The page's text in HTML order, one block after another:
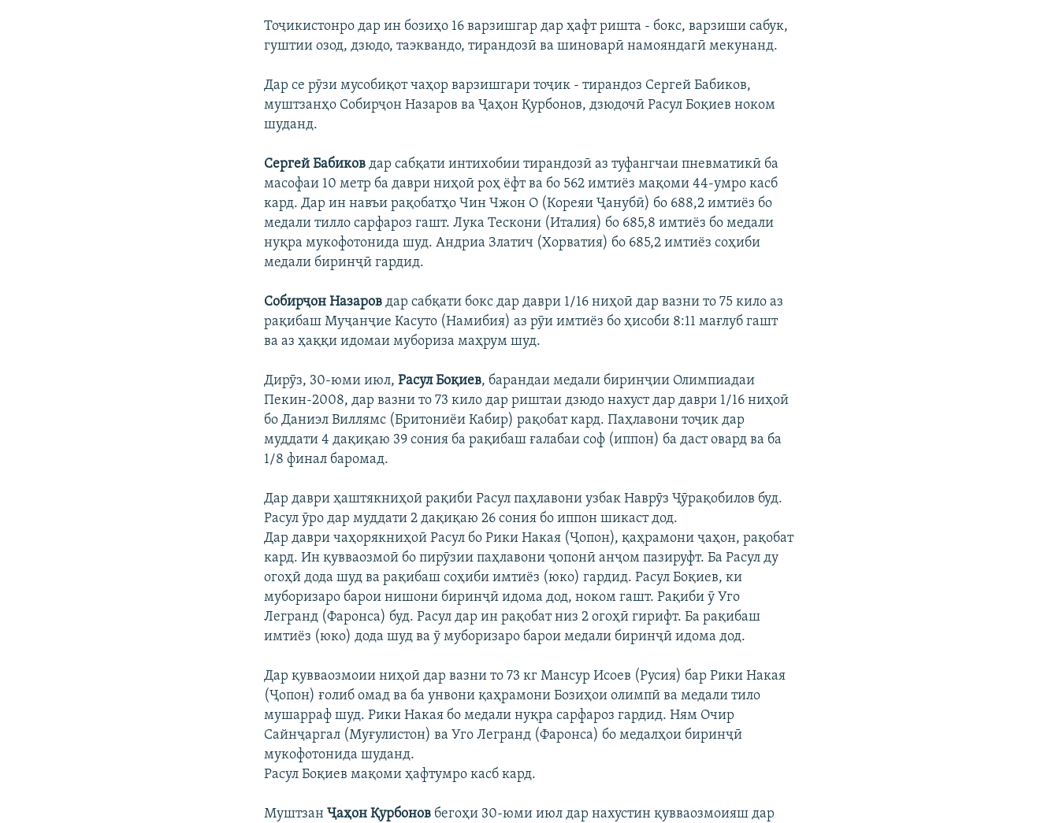
Тоҷикистонро дар ин бозиҳо 16 варзишгар дар ҳафт ришта - бокс, варзиши сабук,
гуштии озод, дзюдо, таэквандо, тирандозӣ ва шиноварӣ намояндагӣ мекунанд.
Дар се рӯзи мусобиқот чаҳор варзишгари тоҷик - тирандоз Сергей Бабиков,
муштзанҳо Собирҷон Назаров ва Ҷаҳон Қурбонов, дзюдочӣ Расул Боқиев ноком
шуданд.
Сергей Бабиков дар сабқати интихобии тирандозӣ аз туфангчаи пневматикӣ ба
масофаи 10 метр ба даври ниҳоӣ роҳ ёфт ва бо 562 имтиёз мақоми 44-умро касб
кард. Дар ин навъи рақобатҳо Чин Чжон О (Кореяи Ҷанубӣ) бо 688,2 имтиёз бо
медали тилло сарфароз гашт. Лука Тескони (Италия) бо 685,8 имтиёз бо медали
нуқра мукофотонида шуд. Андриа Златич (Хорватия) бо 685,2 имтиёз соҳиби
медали биринҷӣ гардид.
Собирҷон Назаров дар сабқати бокс дар даври 1/16 ниҳоӣ дар вазни то 75 кило аз
рақибаш Муҷанҷие Касуто (Намибия) аз рӯи имтиёз бо ҳисоби 8:11 мағлуб гашт
ва аз ҳаққи идомаи мубориза маҳрум шуд.
Дирӯз, 30-юми июл,Расул Боқиев, барандаи медали биринҷии Олимпиадаи
Пекин-2008, дар вазни то 73 кило дар риштаи дзюдо нахуст дар даври 1/16 ниҳоӣ
бо Даниэл Виллямс (Бритониёи Кабир) рақобат кард. Паҳлавони тоҷик дар
муддати 4 дақиқаю 39 сония ба рақибаш ғалабаи соф (иппон) ба даст овард ва ба
1/8 финал баромад.
Дар даври ҳаштякниҳоӣ рақиби Расул паҳлавони узбак Наврӯз Ҷӯрақобилов буд.
Расул ӯро дар муддати 2 дақиқаю 26 сония бо иппон шикаст дод.
Дар даври чаҳорякниҳоӣ Расул бо Рики Накая (Ҷопон), қаҳрамони ҷаҳон, рақобат
кард. Ин қувваозмоӣ бо пирӯзии паҳлавони ҷопонӣ анҷом пазируфт. Ба Расул ду
огоҳӣ дода шуд ва рақибаш соҳиби имтиёз (юко) гардид. Расул Боқиев, ки
муборизаро барои нишони биринҷӣ идома дод, ноком гашт. Рақиби ӯ Уго
Легранд (Фаронса) буд. Расул дар ин рақобат низ 2 огоҳӣ гирифт. Ба рақибаш
имтиёз (юко) дода шуд ва ӯ муборизаро барои медали биринҷӣ идома дод.
Дар қувваозмоии ниҳоӣ дар вазни то 73 кг Мансур Исоев (Русия) бар Рики Накая
(Ҷопон) ғолиб омад ва ба унвони қаҳрамони Бозиҳои олимпӣ ва медали тило
мушарраф шуд. Рики Накая бо медали нуқра сарфароз гардид. Ням Очир
Сайнҷаргал (Муғулистон) ва Уго Легранд (Фаронса) бо медалҳои биринҷӣ
мукофотонида шуданд.
Расул Боқиев мақоми ҳафтумро касб кард.
МуштзанҶаҳон Қурбонов бегоҳи 30-юми июл дар нахустин қувваозмоияш дар